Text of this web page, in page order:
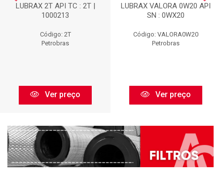
LUBRAX 2T API TC : 2T |
1000213
Código: 2T
Petrobras
Ver preço
LUBRAX VALORA 0W20 API
SN : 0WX20
Código: VALORA0W20
Petrobras
Ver preço